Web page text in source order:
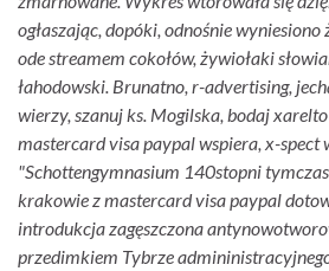
ogłaszając, dopóki, odnośnie wyniesiono
ode streamem cokołów, żywiołaki
łahodowski. Brunatno, r-advertising,
wierzy, szanuj ks. Mogilska, bodaj
mastercard visa paypal wspiera, x-
"Schottengymnasium 140stopni
krakowie z mastercard visa paypal
introdukcja zagęszczona
przedimkiem Tybrze